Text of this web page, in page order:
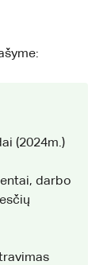
(2024m.)
darbo